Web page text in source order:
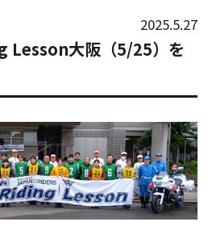
2025.5.27
Lesson大阪（5/25）を